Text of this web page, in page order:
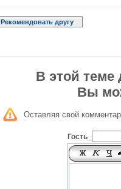
Рекомендовать другу
В этой теме
Вы
Оставляя свой
Гость_